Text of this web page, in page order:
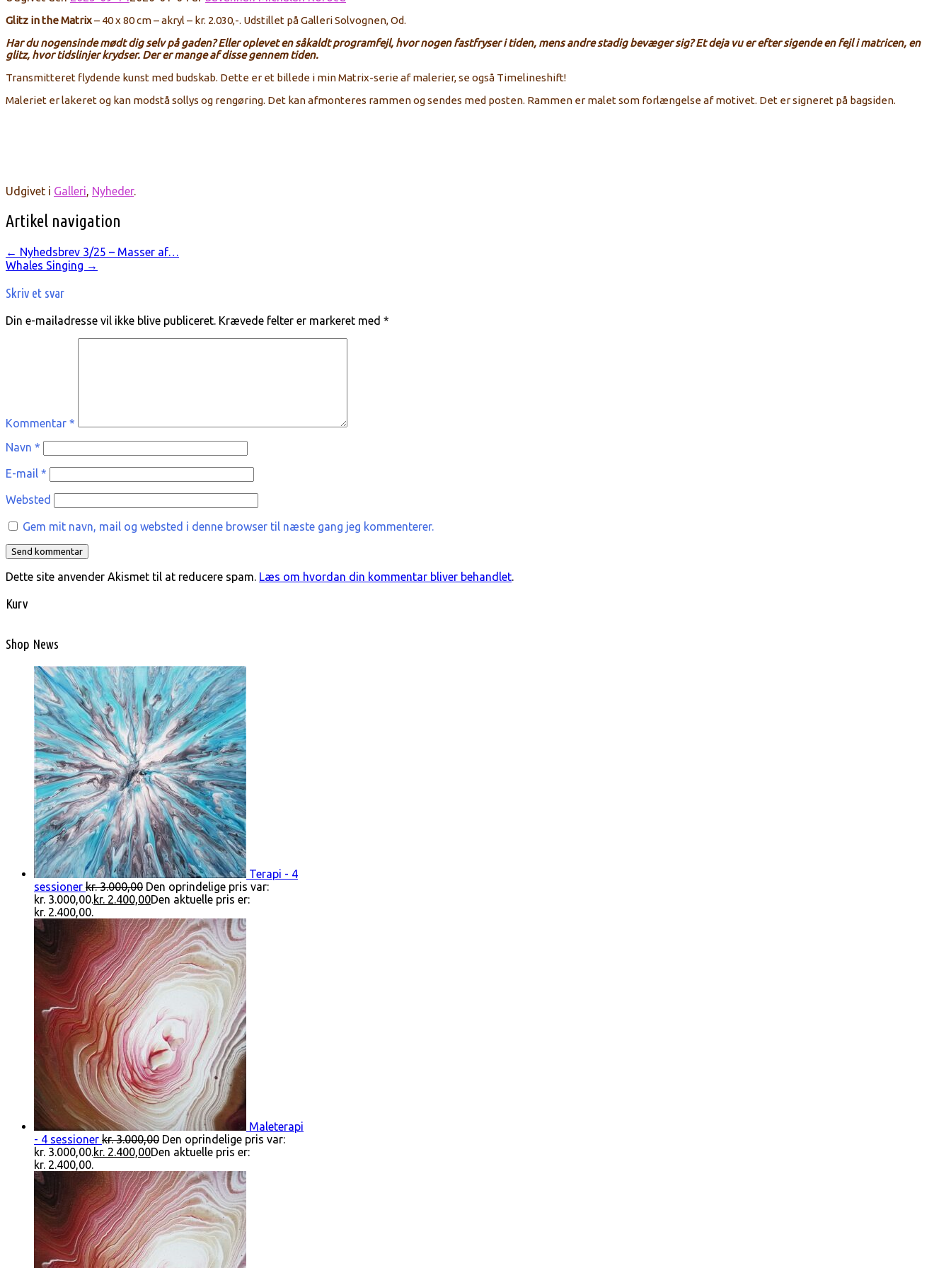
Glitz in the Matrix– 40 x 80 cm –akryl – kr. 2.030,-. Udstillet på Galleri Solvognen, Od.
Har du nogensinde mødt dig selv på gaden? Eller oplevet en såkaldt programfejl, hvor nogen fastfryser i tiden, mens andre stadig bevæger sig? Et deja vu er efter sigende en fejl i matricen, en
glitz, hvor tidslinjer krydser. Der er mange af disse gennem tiden.
Transmitteret flydende kunst med budskab. Dette er et billede i min Matrix-serie af malerier, se også Timelineshift!
Maleriet er lakeretog kan modstå sollys og rengøring. Det kan afmonteres rammen og sendes med posten. Rammen er malet som forlængelse af motivet. Det er signeret på bagsiden.
Udgivet i Galleri, Nyheder.
Artikel navigation
← Nyhedsbrev 3/25 – Masser af…
Whales Singing →
Skriv et svar
Din e-mailadresse vil ikke blive publiceret. Krævede felter er markeret med *
Kommentar *
Navn *
E-mail *
Websted
Gem mit navn, mail og websted i denne browser til næste gang jeg kommenterer.
Dette site anvender Akismet til at reducere spam. Læs om hvordan din kommentar bliver behandlet.
Kurv
Shop News
Terapi - 4
sessioner kr.3.000,00 Den oprindelige pris var:
kr. 3.000,00.kr. 2.400,00Den aktuelle pris er:
kr. 2.400,00.
Maleterapi
- 4 sessioner kr.3.000,00 Den oprindelige pris var:
kr. 3.000,00.kr. 2.400,00Den aktuelle pris er:
kr. 2.400,00.